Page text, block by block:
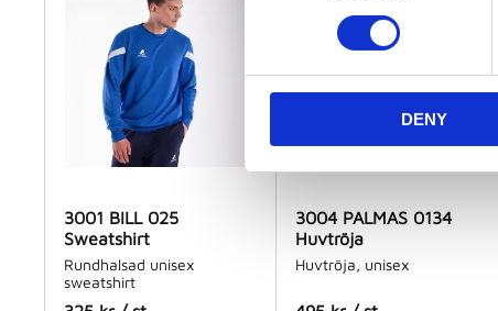
e
DENY
3001 BILL 025
Sweatshirt
Rundhalsad unisex
sweatshirt
3004 PALMAS 0134
Huvtröja
Huvtröja, unisex